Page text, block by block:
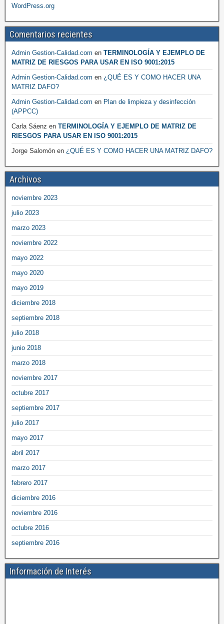
WordPress.org
Comentarios recientes
Admin Gestion-Calidad.com en TERMINOLOGÍA Y EJEMPLO DE
MATRIZ DE RIESGOS PARA USAR EN ISO 9001:2015
Admin Gestion-Calidad.com en ¿QUÉ ES Y COMO HACER UNA
MATRIZ DAFO?
Admin Gestion-Calidad.com en Plan de limpieza y desinfección
(APPCC)
Carla Sáenz en TERMINOLOGÍA Y EJEMPLO DE MATRIZ DE
RIESGOS PARA USAR EN ISO 9001:2015
Jorge Salomón en ¿QUÉ ES Y COMO HACER UNA MATRIZ DAFO?
Archivos
noviembre 2023
julio 2023
marzo 2023
noviembre 2022
mayo 2022
mayo 2020
mayo 2019
diciembre 2018
septiembre 2018
julio 2018
junio 2018
marzo 2018
noviembre 2017
octubre 2017
septiembre 2017
julio 2017
mayo 2017
abril 2017
marzo 2017
febrero 2017
diciembre 2016
noviembre 2016
octubre 2016
septiembre 2016
Información de Interés